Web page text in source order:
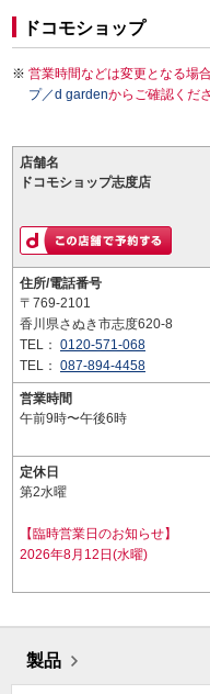
ドコモショップ
営業時間などは変更となる場
プ／d gardenからご確認くださ
店舗名
ドコモショップ志度店
住所/電話番号
〒769-2101
香川県さぬき市志度620-8
TEL： 0120-571-068
TEL： 087-894-4458
営業時間
午前9時〜午後6時
定休日
第2水曜
【臨時営業日のお知らせ】
2026年8月12日(水曜)
製品